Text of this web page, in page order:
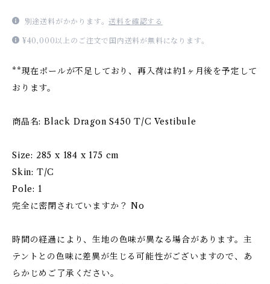
別途送料がかかります。送料を確認する
¥40,000以上のご注文で国内送料が無料になります。
**現在ポールが不足しており、再入荷は約1ヶ月後を予定して
おります。
商品名: Black Dragon S450 T/C Vestibule
Size: 285 x 184 x 175 cm
Skin: T/C
Pole: 1
完全に密閉されていますか？ No
時間の経過により、生地の色味が異なる場合があります。主
テントとの色味に差異が生じる可能性がございますので、あ
らかじめご了承ください。